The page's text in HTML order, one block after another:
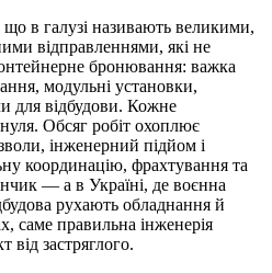
в галузі називають великими,
відправленнями, які не
бронювання: важка
модульні установки,
для відбудови. Кожне
Обсяг робіт охоплює
інженерний підйом і
координацію, фрахтування та
— а в Україні, де воєнна
рухають обладнання й
саме правильна інженерія
від застряглого.